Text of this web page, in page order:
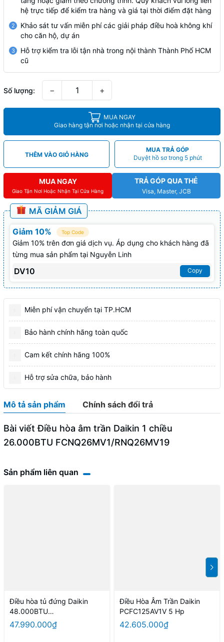
hệ trực tiếp để kiểm tra hàng và giá tại thời điểm đặt hàng
2
Khảo sát tư vấn miễn phí các giải pháp điều hoà không khí
cho căn hộ, dự án
3
Hỗ trợ kiểm tra lỗi tận nhà trong nội thành Thành Phố HCM
cũ
Số lượng: − +
MUA NGAY
Giao hàng tận nơi hoặc nhận tại cửa hàng
THÊM VÀO GIỎ HÀNG
MUA TRẢ GÓP
Duyệt hồ sơ trong 5 phút
MUA NGAY
Giao Tận Nơi Hoặc Nhận Tại Cửa Hàng
TRẢ GÓP QUA THẺ
Visa, Master, JCB
MÃ GIẢM GIÁ
Giảm 10% Top Code
Giảm 10% trên đơn giá dịch vụ. Áp dụng cho khách hàng đã
từng mua sản phẩm tại Nguyễn Linh
DV10 Copy
Miễn phí vận chuyển tại TP.HCM
Bảo hành chính hãng toàn quốc
Cam kết chính hãng 100%
Hỗ trợ sửa chữa, bảo hành
Mô tả sản phẩm Chính sách đổi trả
Bài viết Điều hòa âm trần Daikin 1 chiều
26.000BTU FCNQ26MV1/RNQ26MV19
Sản phẩm liên quan
Điều hòa tủ đứng Daikin
48.000BTU
FVC140AV1V/RC140AGY1V 3
47.990.000₫
Điều Hòa Âm Trần Daikin
PCFC125AV1V 5 Hp
42.605.000₫